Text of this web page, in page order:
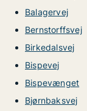
Balagervej
Bernstorffsvej
Birkedalsvej
Bispevej
Bispevænget
Bjørnbaksvej